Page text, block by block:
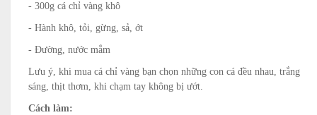
- 300g cá chỉ vàng khô
- Hành khô, tỏi, gừng, sả, ớt
- Đường, nước mắm
Lưu ý, khi mua cá chỉ vàng bạn chọn những con cá đều nhau, trắng
sáng, thịt thơm, khi chạm tay không bị ướt.
Cách làm: